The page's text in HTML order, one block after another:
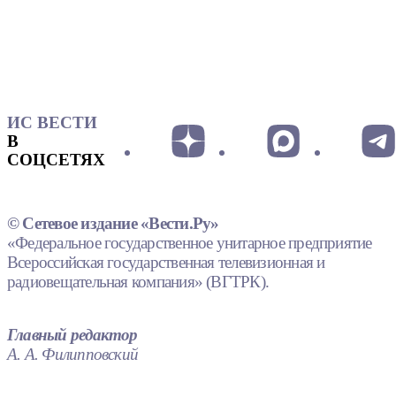
ИС ВЕСТИ
В
СОЦСЕТЯХ
© Сетевое издание «Вести.Ру»
«Федеральное государственное унитарное предприятие
Всероссийская государственная телевизионная и
радиовещательная компания» (ВГТРК).
Главный редактор
А. А. Филипповский